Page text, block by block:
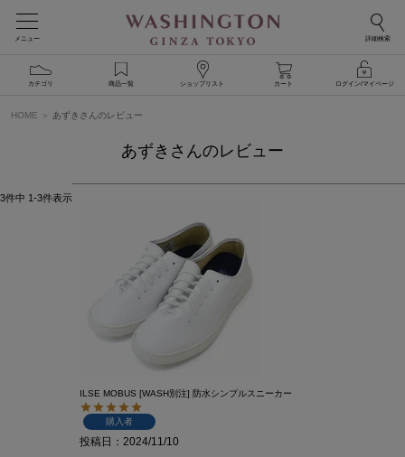
メニュー 詳細検索
カテゴリ 商品一覧 ショップリスト カート ログイン/マイページ
HOME あずきさんのレビュー
あずきさんのレビュー
3件中 1-3件表示
ILSE MOBUS [WASH別注] 防水シンプルスニーカー
購入者
投稿日 2024/11/10